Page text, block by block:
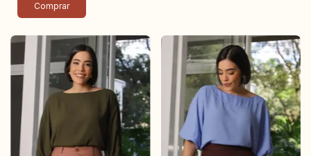
Comprar